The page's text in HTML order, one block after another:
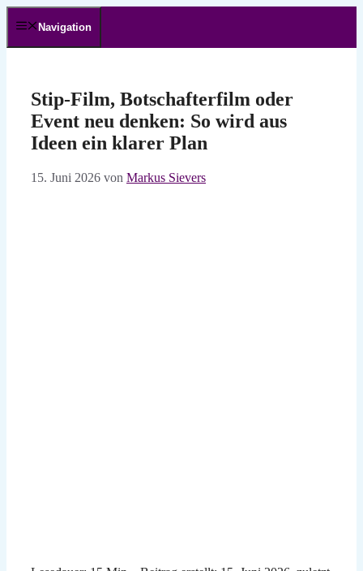
Zum
Inhalt Navigation
Stip-Film, Botschafterfilm oder
Event neu denken: So wird aus
Ideen ein klarer Plan
15. Juni 2026 von Markus Sievers